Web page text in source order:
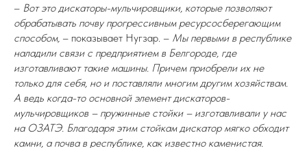
– Вот это дискаторы-мульчировщики, которые позволяют
обрабатывать почву прогрессивным ресурсосберегающим
способом, – показывает Нугзар. – Мы первыми в республике
наладили связи с предприятием в Белгороде, где
изготавливают такие машины. Причем приобрели их не
только для себя, но и поставляли многим другим хозяйствам.
А ведь когда-то основной элемент дискаторов-
мульчировщиков – пружинные стойки – изготавливали у нас
на ОЗАТЭ. Благодаря этим стойкам дискатор мягко обходит
камни, а почва в республике, как известно каменистая.